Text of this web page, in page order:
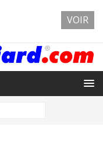
VOIR